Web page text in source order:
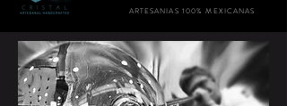
ARTESANIAS 100% MEXICANAS